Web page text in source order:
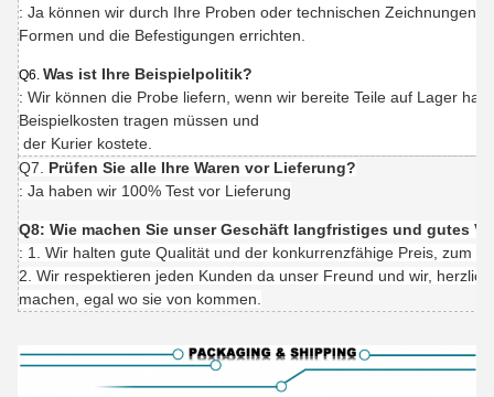
: Ja können wir durch Ihre Proben oder technischen Zeichnungen
Formen und die Befestigungen errichten.
Q6. Was ist Ihre Beispielpolitik?
: Wir können die Probe liefern, wenn wir bereite Teile auf Lager
Beispielkosten tragen müssen und
der Kurier kostete.
Q7. Prüfen Sie alle Ihre Waren vor Lieferung?
: Ja haben wir 100% Test vor Lieferung
Q8: Wie machen Sie unser Geschäft langfristiges und gutes
: 1. Wir halten gute Qualität und der konkurrenzfähige Preis, zum
2. Wir respektieren jeden Kunden da unser Freund und wir,
machen, egal wo sie von kommen.